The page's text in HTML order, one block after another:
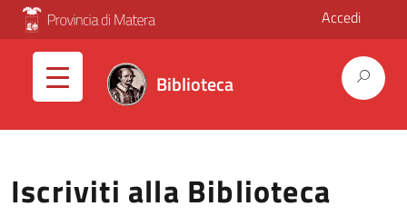
Accedi
Biblioteca
Iscriviti alla Biblioteca